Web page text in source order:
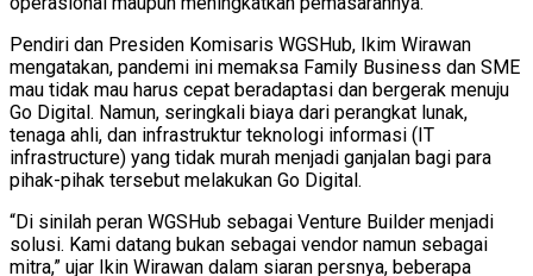
Pendiri dan Presiden Komisaris WGSHub, Ikim Wirawan
mengatakan, pandemi ini memaksa Family Business dan SME
mau tidak mau harus cepat beradaptasi dan bergerak menuju
Go Digital. Namun, seringkali biaya dari perangkat lunak,
tenaga ahli, dan infrastruktur teknologi informasi (IT
infrastructure) yang tidak murah menjadi ganjalan bagi para
pihak-pihak tersebut melakukan Go Digital.
“Di sinilah peran WGSHub sebagai Venture Builder menjadi
solusi. Kami datang bukan sebagai vendor namun sebagai
mitra,” ujar Ikin Wirawan dalam siaran persnya, beberapa